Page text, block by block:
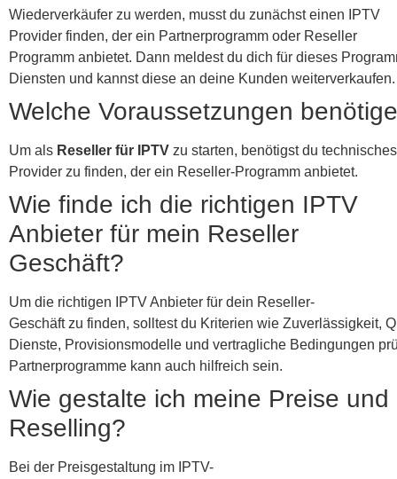
Wiederverkäufer zu werden, musst du zunächst einen IPTV
Provider finden, der ein Partnerprogramm oder Reseller
Programm anbietet. Dann meldest du dich für dieses
Diensten und kannst diese an deine Kunden weiterverkaufen.
Welche Voraussetzungen
Um als Reseller für IPTV zu starten, benötigst du
Provider zu finden, der ein Reseller-Programm anbietet.
Wie finde ich die richtigen IPTV
Anbieter für mein Reseller
Geschäft?
Um die richtigen IPTV Anbieter für dein Reseller-
Geschäft zu finden, solltest du Kriterien wie Zuverlässigkeit,
Dienste, Provisionsmodelle und vertragliche Bedingungen
Partnerprogramme kann auch hilfreich sein.
Wie gestalte ich meine Preise
Reselling?
Bei der Preisgestaltung im IPTV-